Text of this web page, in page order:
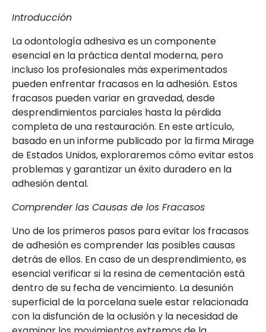
Introducción
La odontología adhesiva es un componente
esencial en la práctica dental moderna, pero
incluso los profesionales más experimentados
pueden enfrentar fracasos en la adhesión. Estos
fracasos pueden variar en gravedad, desde
desprendimientos parciales hasta la pérdida
completa de una restauración. En este artículo,
basado en un informe publicado por la firma Mirage
de Estados Unidos, exploraremos cómo evitar estos
problemas y garantizar un éxito duradero en la
adhesión dental.
Comprender las Causas de los Fracasos
Uno de los primeros pasos para evitar los fracasos
de adhesión es comprender las posibles causas
detrás de ellos. En caso de un desprendimiento, es
esencial verificar si la resina de cementación está
dentro de su fecha de vencimiento. La desunión
superficial de la porcelana suele estar relacionada
con la disfunción de la oclusión y la necesidad de